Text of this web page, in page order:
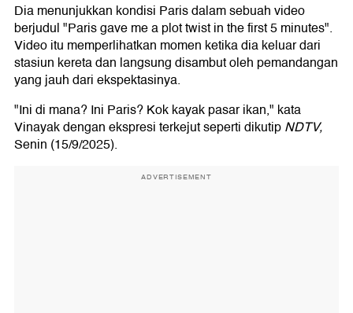
Dia menunjukkan kondisi Paris dalam sebuah video
berjudul "Paris gave me a plot twist in the first 5 minutes".
Video itu memperlihatkan momen ketika dia keluar dari
stasiun kereta dan langsung disambut oleh pemandangan
yang jauh dari ekspektasinya.
"Ini di mana? Ini Paris? Kok kayak pasar ikan," kata
Vinayak dengan ekspresi terkejut seperti dikutipNDTV,
Senin (15/9/2025).
ADVERTISEMENT